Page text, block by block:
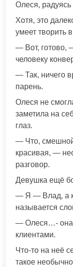
Олеся, радуясь
Хотя, это
умеет творить
— Вот, готово,
человеку
— Так, ничего
парень.
Олеся не
заметила на
глаз.
— Что,
красивая, —
разговор.
Девушка ещё
— Я — Влад, а
называется
— Олеся…- она
клиентами.
Что-то на неё
такое